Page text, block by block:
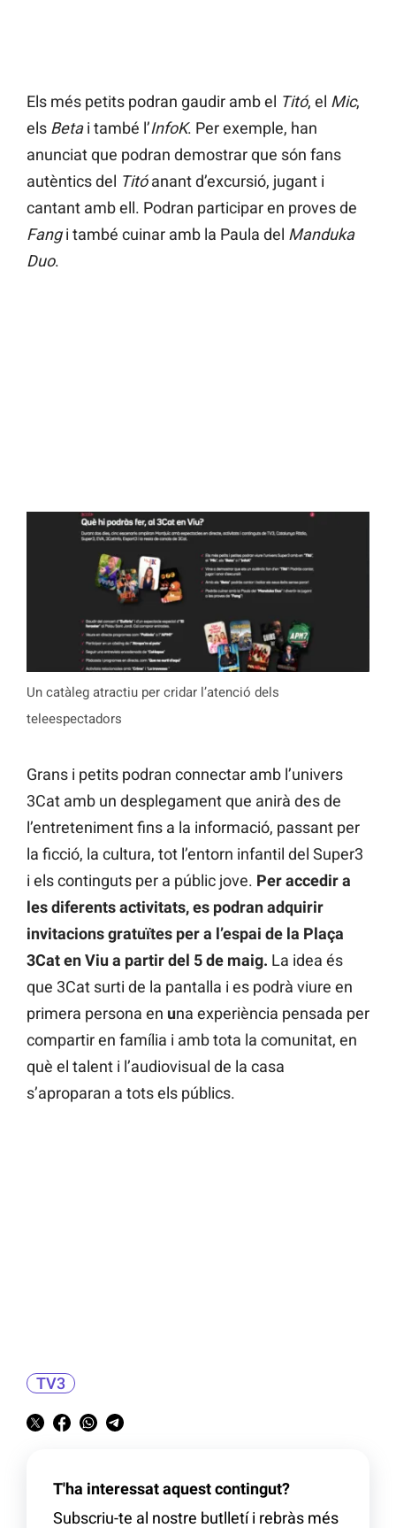
Els més petits podran gaudir amb el Titó, el Mic,
els Betai també l’InfoK. Per exemple, han
anunciat que podran demostrar que són fans
autèntics del Titóanant d’excursió, jugant i
cantant amb ell. Podran participar en proves de
Fangi també cuinar amb la Paula del Manduka
Duo.
Un catàleg atractiu per cridar l’atenció dels
teleespectadors
Grans i petits podran connectar amb l’univers
3Cat amb un desplegament que anirà des de
l’entreteniment fins a la informació, passant per
la ficció, la cultura, tot l’entorn infantil del Super3
i els continguts per a públic jove. Per accedir a
les diferents activitats, es podran adquirir
invitacions gratuïtes per a l’espai de la Plaça
3Cat en Viu a partir del 5 de maig. La idea és
que 3Cat surti de la pantalla i es podrà viure en
primera persona en una experiència pensada per
compartir en família i amb tota la comunitat, en
què el talent i l’audiovisual de la casa
s’aproparan a tots els públics.
TV3
T'ha interessat aquest contingut?
Subscriu-te al nostre butlletí i rebràs més